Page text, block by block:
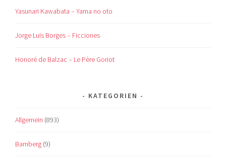
Yasunari Kawabata – Yama no oto
Jorge Luis Borges – Ficciones
Honoré de Balzac – Le Père Goriot
KATEGORIEN
Allgemein (893)
Bamberg (9)